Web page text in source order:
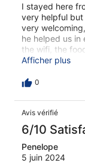
I stayed here
very helpful
very
he helped us in
the wifi, the
person. Thank
Afficher plus
0
Avis vérifié
6/10
Penelope
5 juin 2024